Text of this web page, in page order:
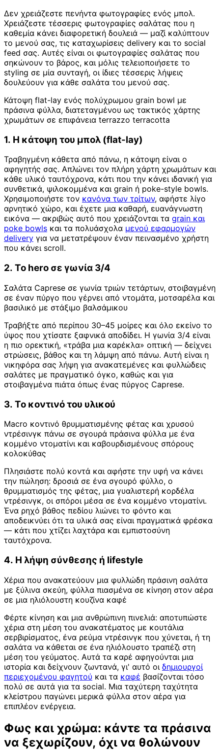
Δεν χρειάζεστε πενήντα φωτογραφίες ενός μπολ.
Χρειάζεστε τέσσερις φωτογραφίες σαλάτας που η
καθεμία κάνει διαφορετική δουλειά — μαζί καλύπτουν
το μενού σας, τις καταχωρίσεις delivery και το social
feed σας. Αυτές είναι οι φωτογραφίες σαλάτας που
σηκώνουν το βάρος, και μόλις τελειοποιήσετε το
styling σε μία συνταγή, οι ίδιες τέσσερις λήψεις
δουλεύουν για κάθε σαλάτα του μενού σας.
Κάτοψη flat-lay ενός πολύχρωμου grain bowl με
πράσινα φύλλα, διατεταγμένου ως τακτικός χάρτης
χρωμάτων σε επιφάνεια terrazzo terracotta
1. Η κάτοψη του μπολ (flat-lay)
Τραβηγμένη κάθετα από πάνω, η κάτοψη είναι ο
αφηγητής σας. Απλώνει τον πλήρη χάρτη χρωμάτων και
κάθε υλικό ταυτόχρονα, κάτι που την κάνει ιδανική για
συνθετικά, ψιλοκομμένα και grain ή poke-style bowls.
Χρησιμοποιήστε τον κανόνα των τρίτων, αφήστε λίγο
αρνητικό χώρο, και έχετε μια καθαρή, ευανάγνωστη
εικόνα — ακριβώς αυτό που χρειάζονται τα grain και
poke bowls και τα πολυάσχολα μενού εφαρμογών
delivery για να μετατρέψουν έναν πεινασμένο χρήστη
που κάνει scroll.
2. Το hero σε γωνία 3/4
Σαλάτα Caprese σε γωνία τριών τετάρτων, στοιβαγμένη
σε έναν πύργο που γέρνει από ντομάτα, μοτσαρέλα και
βασιλικό με στάξιμο βαλσάμικου
Τραβήξτε από περίπου 30–45 μοίρες και όλο εκείνο το
ύψος που χτίσατε ξαφνικά αποδίδει. Η γωνία 3/4 είναι
η πιο ορεκτική, «τράβα μια καρέκλα» οπτική — δείχνει
στρώσεις, βάθος και τη λάμψη από πάνω. Αυτή είναι η
νικηφόρα σας λήψη για ανακατεμένες και φυλλώδεις
σαλάτες με πραγματικό όγκο, καθώς και για
στοιβαγμένα πιάτα όπως ένας πύργος Caprese.
3. Το κοντινό του υλικού
Macro κοντινό θρυμματισμένης φέτας και χρυσού
ντρέσινγκ πάνω σε σγουρά πράσινα φύλλα με ένα
κομμένο ντοματίνι και καβουρδισμένους σπόρους
κολοκύθας
Πλησιάστε πολύ κοντά και αφήστε την υφή να κάνει
την πώληση: δροσιά σε ένα σγουρό φύλλο, ο
θρυμματισμός της φέτας, μια γυαλιστερή κορδέλα
ντρέσινγκ, οι σπόροι μέσα σε ένα κομμένο ντοματίνι.
Ένα ρηχό βάθος πεδίου λιώνει το φόντο και
αποδεικνύει ότι τα υλικά σας είναι πραγματικά φρέσκα
— κάτι που χτίζει λαχτάρα και εμπιστοσύνη
ταυτόχρονα.
4. Η λήψη σύνθεσης ή lifestyle
Χέρια που ανακατεύουν μια φυλλώδη πράσινη σαλάτα
με ξύλινα σκεύη, φύλλα πιασμένα σε κίνηση στον αέρα
σε μια ηλιόλουστη κουζίνα καφέ
Φέρτε κίνηση και μια ανθρώπινη πινελιά: αποτυπώστε
χέρια στη μέση του ανακατέματος με κουτάλια
σερβιρίσματος, ένα ρεύμα ντρέσινγκ που χύνεται, ή τη
σαλάτα να κάθεται σε ένα ηλιόλουστο τραπέζι στη
μέση του γεύματος. Αυτά τα καρέ αφηγούνται μια
ιστορία και δείχνουν ζωντανά, γι' αυτό οι δημιουργοί
περιεχομένου φαγητού και τα καφέ βασίζονται τόσο
πολύ σε αυτά για τα social. Μια ταχύτερη ταχύτητα
κλείστρου παγώνει μερικά φύλλα στον αέρα για
επιπλέον ενέργεια.
Φως και χρώμα: κάντε τα πράσινα
να ξεχωρίζουν, όχι να θολώνουν